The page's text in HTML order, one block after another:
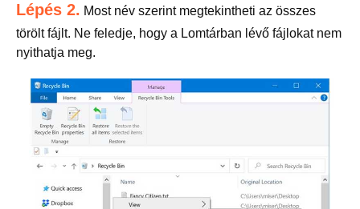
Lépés 2. Most név szerint megtekintheti az összes
törölt fájlt. Ne feledje, hogy a Lomtárban lévő fájlokat nem
nyithatja meg.